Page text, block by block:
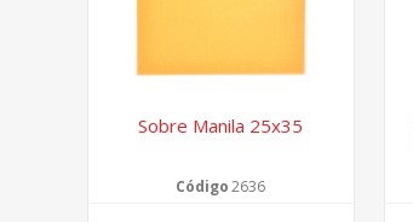
Sobre Manila 25x35
Código2636